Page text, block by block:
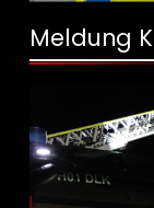
Meldung